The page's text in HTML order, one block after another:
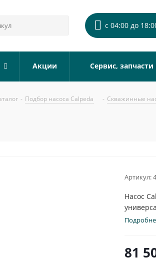
с 04:00 до
Акции Сервис, запчасти
- Подбор насоса Calpeda - Скважинные
Артикул:
Насос
81